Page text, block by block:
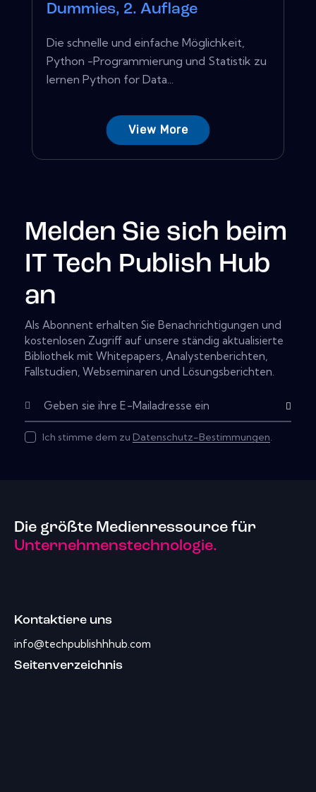
Dummies, 2. Auflage
Die schnelle und einfache Möglichkeit,
Python -Programmierung und Statistik zu
lernen Python for Data...
View More
Melden Sie sich beim
IT Tech Publish Hub
an
Als Abonnent erhalten Sie Benachrichtigungen und
kostenlosen Zugriff auf unsere ständig aktualisierte
Bibliothek mit Whitepapers, Analystenberichten,
Fallstudien, Webseminaren und Lösungsberichten.
Subscribe
Ich stimme dem zu Datenschutz-Bestimmungen.
Die größte Medienressource für
Unternehmenstechnologie.
Kontaktiere uns
info@techpublishhhub.com
Seitenverzeichnis